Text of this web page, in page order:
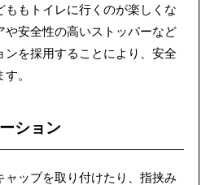
ももトイレに行くのが楽しくな
や安全性の高いストッパーなど
ンを採用することにより、安全
。
ション
ャップを取り付けたり、指挟み